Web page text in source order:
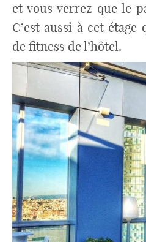
et vous verrez que le
C’est aussi à cet
de fitness de l’hôtel.